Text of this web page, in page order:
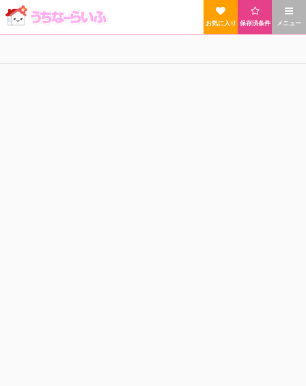
メニュー
保存済条件
お気に入り